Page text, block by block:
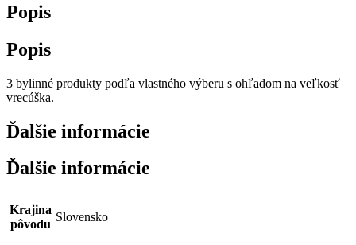
Popis
Popis
3 bylinné produkty podľa vlastného výberu s ohľadom na veľkosť
vrecúška.
Ďalšie informácie
Ďalšie informácie
Krajina
pôvodu
Slovensko